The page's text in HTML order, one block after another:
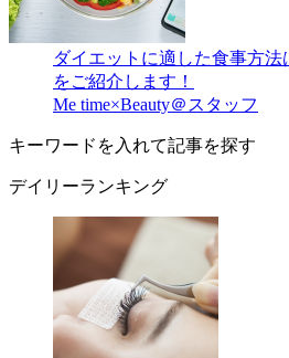
ダイエットに適した食事方
をご紹介します！
Me time×Beauty＠スタッフ
キーワードを入れて記事を探す
デイリーランキング